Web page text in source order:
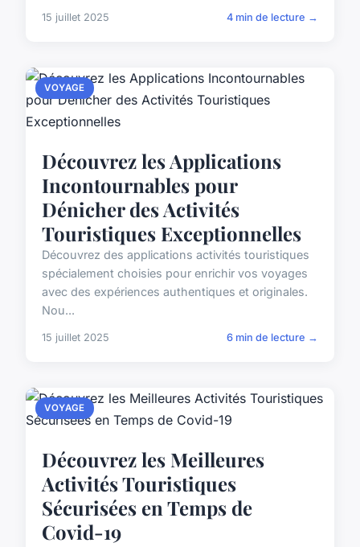
15 juillet 2025 4 min de lecture →
VOYAGE
Découvrez les Applications
Incontournables pour
Dénicher des Activités
Touristiques Exceptionnelles
Découvrez des applications activités touristiques
spécialement choisies pour enrichir vos voyages
avec des expériences authentiques et originales.
Nou...
15 juillet 2025 6 min de lecture →
VOYAGE
Découvrez les Meilleures
Activités Touristiques
Sécurisées en Temps de
Covid-19